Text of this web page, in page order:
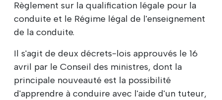
Règlement sur la qualification légale pour la
conduite et le Régime légal de l'enseignement
de la conduite.
Il s'agit de deux décrets-lois approuvés le 16
avril par le Conseil des ministres, dont la
principale nouveauté est la possibilité
d'apprendre à conduire avec l'aide d'un tuteur,